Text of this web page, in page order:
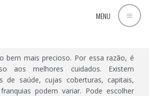
MENU
DE SAÚDE
bem mais precioso. Por essa razão, é
aos melhores cuidados. Existem
de saúde, cujas coberturas, capitais,
podem variar. Pode escolher